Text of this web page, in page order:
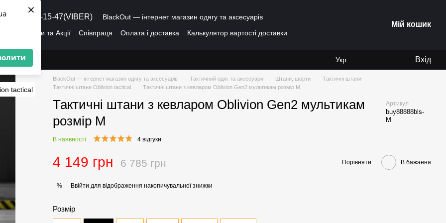
×
(095) 486-15-47(VIBER)
BlackOut — інтернет магазин одягу та аксесуарів
Знижки та Акції Співпраця Оплата і доставка
Калькулятор вартості доставки
Мій кошик
Укр Вхід
BlackOut — інтернет магазин одягу та аксесуарів Тактичний одяг та аксесуари Штани, шорти
Тактичні штани
Тактичні штани Оblivion tactical
Тактичні штани з кевларом Oblivion Gen2 мультикам розмір M
Тактичні штани з кевларом Oblivion Gen2 мультикам
розмір M
Артикул
buy88888bls-
M
В наявності 4 відгуки
4 149 грн 6 785 грн Порівняти В бажання
% Ввійти для відображення накопичувальної знижки
Розмір